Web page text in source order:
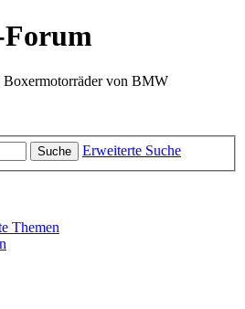
Forum
von BMW
Suche Erweiterte Suche
Themen